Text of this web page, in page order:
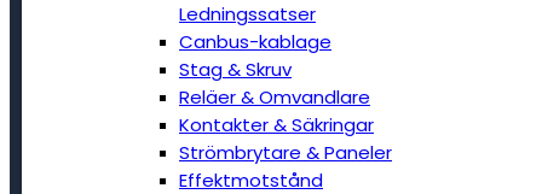
Ledningssatser
Canbus-kablage
Stag & Skruv
Reläer & Omvandlare
Kontakter & Säkringar
Strömbrytare & Paneler
Effektmotstånd